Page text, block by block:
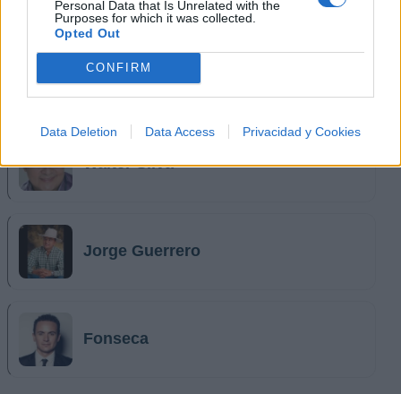
Personal Data that Is Unrelated with the
Purposes for which it was collected.
Opted Out
CONFIRM
Data Deletion Data Access Privacidad y Cookies
Walter Silva
Jorge Guerrero
Fonseca